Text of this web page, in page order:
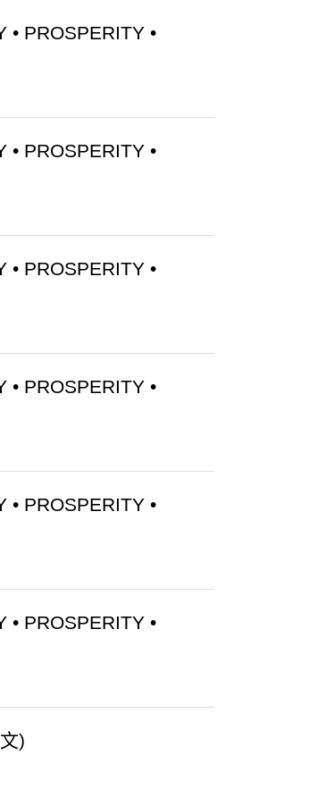
• PROSPERITY •
• PROSPERITY •
• PROSPERITY •
• PROSPERITY •
• PROSPERITY •
• PROSPERITY •
)